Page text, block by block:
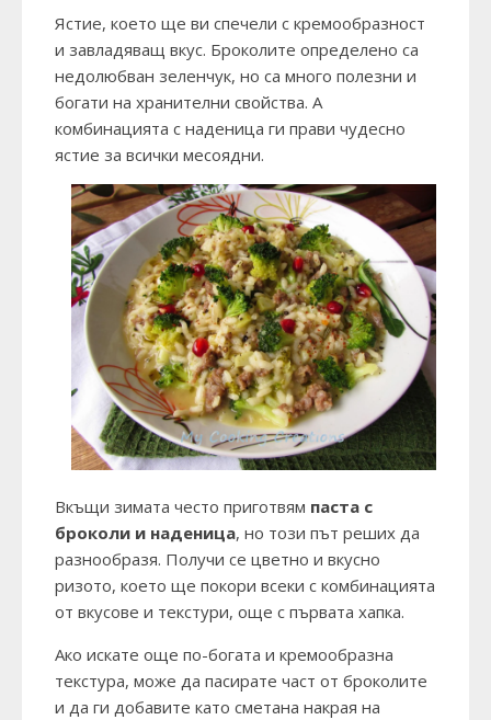
Ястие, което ще ви спечели с кремообразност
и завладяващ вкус. Броколите определено са
недолюбван зеленчук, но са много полезни и
богати на хранителни свойства. А
комбинацията с наденица ги прави чудесно
ястие за всички месоядни.
Вкъщи зимата често приготвям паста с
броколи и наденица, но този път реших да
разнообразя. Получи се цветно и вкусно
ризото, което ще покори всеки с комбинацията
от вкусове и текстури, още с първата хапка.
Ако искате още по-богата и кремообразна
текстура, може да пасирате част от броколите
и да ги добавите като сметана накрая на